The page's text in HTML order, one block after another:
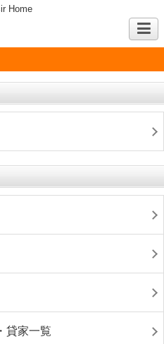
Home
貸家一覧